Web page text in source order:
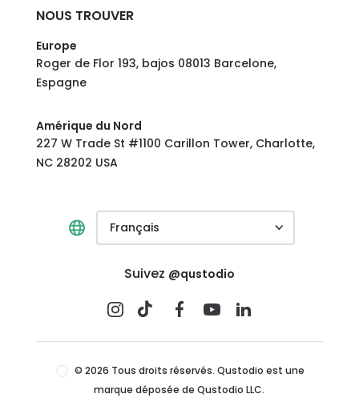
NOUS TROUVER
Europe
Roger de Flor 193, bajos 08013 Barcelone,
Espagne
Amérique du Nord
227 W Trade St #1100 Carillon Tower, Charlotte,
NC 28202 USA
Français
Suivez @qustodio
© 2026 Tous droits réservés. Qustodio est une
marque déposée de Qustodio LLC.